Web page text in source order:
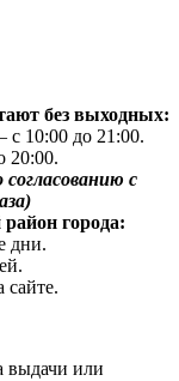
без выходных:
10:00 до 21:00.
20:00.
с
города:
дни.
сайте.
выдачи или